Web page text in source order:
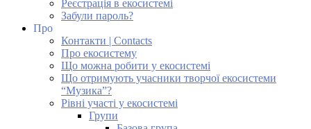
Реєстрація в екосистемі
Забули пароль?
Про
Контакти | Contacts
Про екосистему
Що можна робити у екосистемі
Що отримують учасники творчої екосистеми
“Музика”?
Рівні участі у екосистемі
Групи